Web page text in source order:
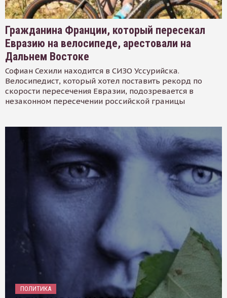
Гражданина Франции, который пересекал
Евразию на велосипеде, арестовали на
Дальнем Востоке
Софиан Сехили находится в СИЗО Уссурийска.
Велосипедист, который хотел поставить рекорд по
скорости пересечения Евразии, подозревается в
незаконном пересечении российской границы
ПОЛИТИКА